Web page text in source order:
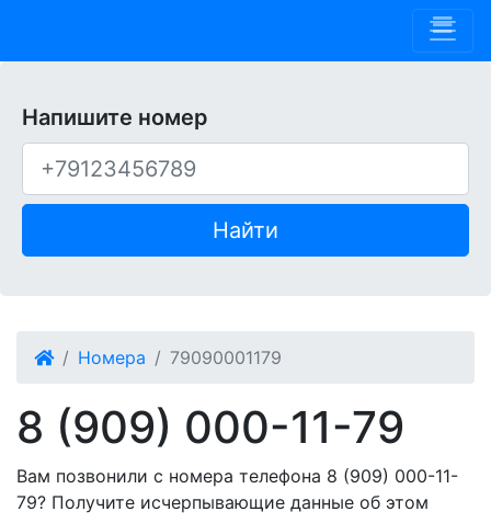
Напишите номер
Найти
Номера 79090001179
8 (909) 000-11-79
Вам позвонили с номера телефона 8 (909) 000-11-
79? Получите исчерпывающие данные об этом